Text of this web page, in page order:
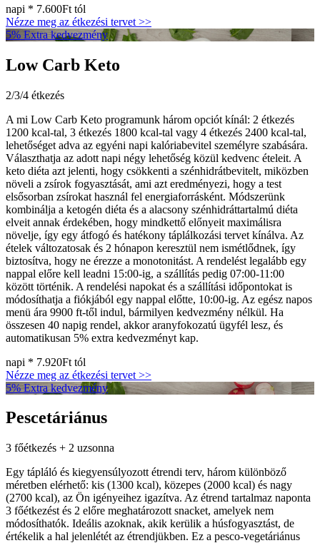
napi * 7.600Ft tól
Nézze meg az étkezési tervet >>
5% Extra kedvezmény
Low Carb Keto
2/3/4 étkezés
A mi Low Carb Keto programunk három opciót kínál: 2 étkezés
1200 kcal-tal, 3 étkezés 1800 kcal-tal vagy 4 étkezés 2400 kcal-tal,
lehetőséget adva az egyéni napi kalóriabevitel személyre szabására.
Választhatja az adott napi négy lehetőség közül kedvenc ételeit. A
keto diéta azt jelenti, hogy csökkenti a szénhidrátbevitelt, miközben
növeli a zsírok fogyasztását, ami azt eredményezi, hogy a test
elsősorban zsírokat használ fel energiaforrásként. Módszerünk
kombinálja a ketogén diéta és a alacsony szénhidráttartalmú diéta
elveit annak érdekében, hogy mindkettő előnyeit maximálisra
növelje, így egy átfogó és hatékony táplálkozási tervet kínálva. Az
ételek változatosak és 2 hónapon keresztül nem ismétlődnek, így
biztosítva, hogy ne érezze a monotonitást. A rendelést legalább egy
nappal előre kell leadni 15:00-ig, a szállítás pedig 07:00-11:00
között történik. A rendelési napokat és a szállítási időpontokat is
módosíthatja a fiókjából egy nappal előtte, 10:00-ig. Az egész napos
menü ára 9900 ft-től indul, bármilyen kedvezmény nélkül. Ha
összesen 40 napig rendel, akkor aranyfokozatú ügyfél lesz, és
automatikusan 5% extra kedvezményt kap.
napi * 7.920Ft tól
Nézze meg az étkezési tervet >>
5% Extra kedvezmény
Pescetáriánus
3 főétkezés + 2 uzsonna
Egy tápláló és kiegyensúlyozott étrendi terv, három különböző
méretben elérhető: kis (1300 kcal), közepes (2000 kcal) és nagy
(2700 kcal), az Ön igényeihez igazítva. Az étrend tartalmaz naponta
3 főétkezést és 2 előre meghatározott snacket, amelyek nem
módosíthatók. Ideális azoknak, akik kerülik a húsfogyasztást, de
értékelik a hal jelenlétét az étrendjükben. Ez a pesco-vegetáriánus